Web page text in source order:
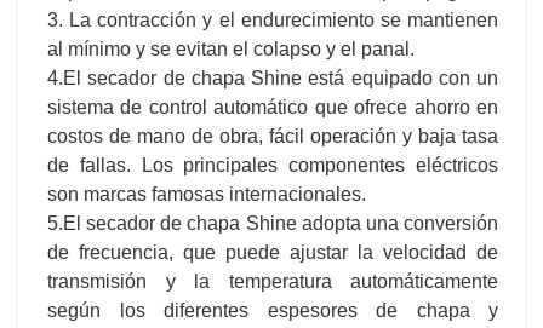
3. La contracción y el endurecimiento se mantienen
al mínimo y se evitan el colapso y el panal.
4.El secador de chapa Shine está equipado con un
sistema de control automático que ofrece ahorro en
costos de mano de obra, fácil operación y baja tasa
de fallas. Los principales componentes eléctricos
son marcas famosas internacionales.
5.El secador de chapa Shine adopta una conversión
de frecuencia, que puede ajustar la velocidad de
transmisión y la temperatura automáticamente
según los diferentes espesores de chapa y